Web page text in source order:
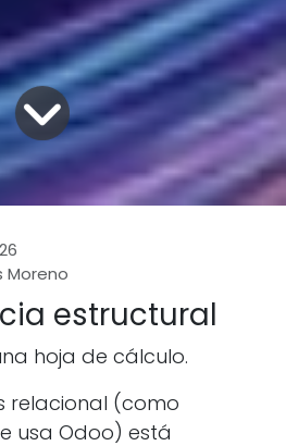
Moreno
estructural
hoja de cálculo.
relacional (como
usa Odoo) está